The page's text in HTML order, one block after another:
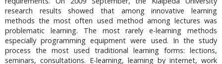
research results showed that among innovative learning
methods the most often used method among lectures was
problematic learning. The most rarely e-learning methods
especially programming equipment were used. In the study
process the most used traditional learning forms: lections,
seminars, consultations. E-learning, learning by internet, work